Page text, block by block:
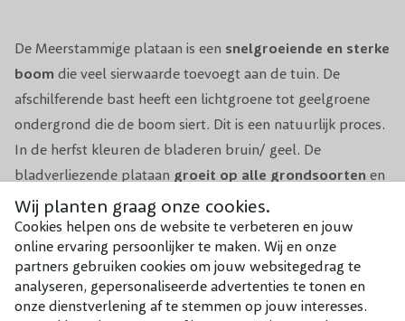
Wij planten graag onze cookies.
Cookies helpen ons de website te verbeteren en jouw
online ervaring persoonlijker te maken. Wij en onze
partners gebruiken cookies om jouw websitegedrag te
analyseren, gepersonaliseerde advertenties te tonen en
onze dienstverlening af te stemmen op jouw interesses.
De Meerstammige plataan is een snelgroeiende en sterke
boom die veel sierwaarde toevoegt aan de tuin. De
afschilferende bast heeft een lichtgroene tot geelgroene
ondergrond die de boom siert. Dit is een natuurlijk proces.
In de herfst kleuren de bladeren bruin/ geel. De
bladverliezende plataan groeit op alle grondsoorten en
is geschikt om in tuinen en parken te staan. Het liefst staat
de Meerstammige plataan op een zon/ halfschaduw
standplaats. DePlataanheeft grote, handvormige
bladeren en geeft veel schaduw. De boom isniet
ziektegevoelig en zeer winterhard.
Vruchten Bruine, bolvormige vruchten
Giftigheid
Niet giftig voor mensen, huisdieren en
Snoeiperiode
1x per jaar tussen november en maart
(behalve als het vriest)
Grondsoort Alle grondsoorten, mits niet te kalkrijk
Groeisnelheid Snel
WindbestendigheidGoed, Matig